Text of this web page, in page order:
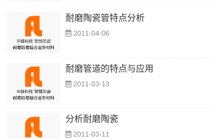
耐磨陶瓷管特点分析
2011-04-06
耐磨管道的特点与应用
2011-03-13
分析耐磨陶瓷
2011-03-11